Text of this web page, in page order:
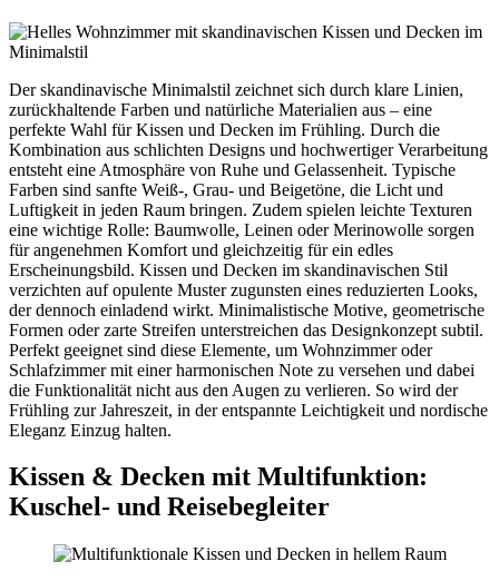
Der skandinavische Minimalstil zeichnet sich durch klare Linien,
zurückhaltende Farben und natürliche Materialien aus – eine
perfekte Wahl für Kissen und Decken im Frühling. Durch die
Kombination aus schlichten Designs und hochwertiger Verarbeitung
entsteht eine Atmosphäre von Ruhe und Gelassenheit. Typische
Farben sind sanfte Weiß-, Grau- und Beigetöne, die Licht und
Luftigkeit in jeden Raum bringen. Zudem spielen leichte Texturen
eine wichtige Rolle: Baumwolle, Leinen oder Merinowolle sorgen
für angenehmen Komfort und gleichzeitig für ein edles
Erscheinungsbild. Kissen und Decken im skandinavischen Stil
verzichten auf opulente Muster zugunsten eines reduzierten Looks,
der dennoch einladend wirkt. Minimalistische Motive, geometrische
Formen oder zarte Streifen unterstreichen das Designkonzept subtil.
Perfekt geeignet sind diese Elemente, um Wohnzimmer oder
Schlafzimmer mit einer harmonischen Note zu versehen und dabei
die Funktionalität nicht aus den Augen zu verlieren. So wird der
Frühling zur Jahreszeit, in der entspannte Leichtigkeit und nordische
Eleganz Einzug halten.
Kissen & Decken mit Multifunktion:
Kuschel- und Reisebegleiter